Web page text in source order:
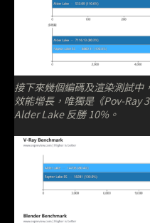
接下來幾個編碼及渲染測試中
效能增長，唯獨是《Pov-Ray
Alder Lake 反勝 10%。